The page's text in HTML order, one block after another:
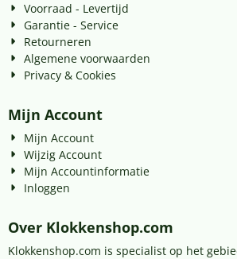
Voorraad - Levertijd
Garantie - Service
Retourneren
Algemene voorwaarden
Privacy & Cookies
Mijn Account
Mijn Account
Wijzig Account
Mijn Accountinformatie
Inloggen
Over Klokkenshop.com
Klokkenshop.com is specialist op het